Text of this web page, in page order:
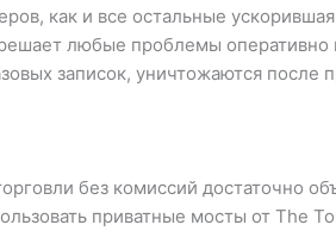
как и все остальные
любые проблемы
записок, уничтожаются
без комиссий достаточно
приватные мосты от The